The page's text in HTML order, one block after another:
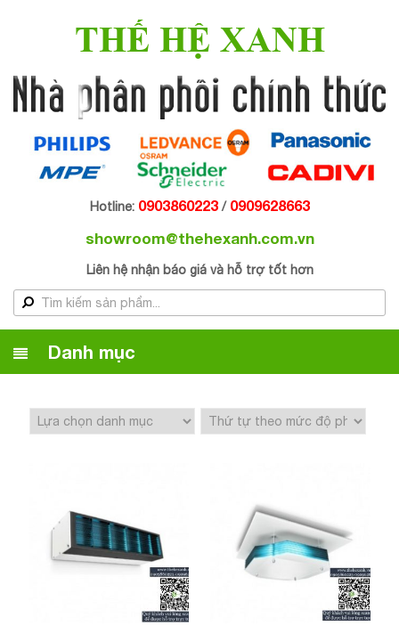
THẾ HỆ XANH
Hotline: 0903860223/ 0909628663
showroom@thehexanh.com.vn
Liên hệ nhận báo giá và hỗ trợ tốt hơn
Danh mục